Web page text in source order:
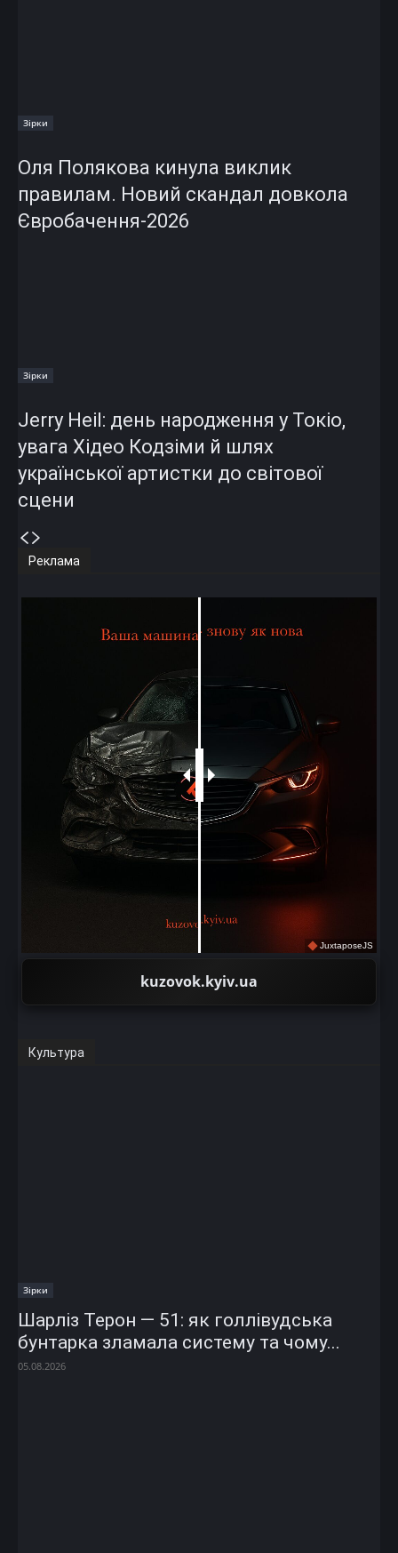
Зірки
Оля Полякова кинула виклик
правилам. Новий скандал довкола
Євробачення-2026
Зірки
Jerry Heil: день народження у Токіо,
увага Хідео Кодзіми й шлях
української артистки до світової
сцени
Реклама
JuxtaposeJS
kuzovok.kyiv.ua
Культура
Зірки
Шарліз Терон — 51: як голлівудська
бунтарка зламала систему та чому...
05.08.2026